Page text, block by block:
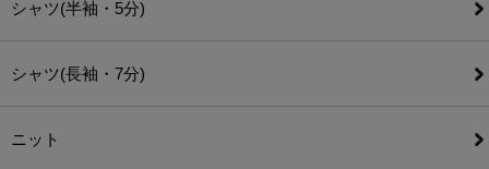
シャツ(半袖・5分)
シャツ(長袖・7分)
ニット